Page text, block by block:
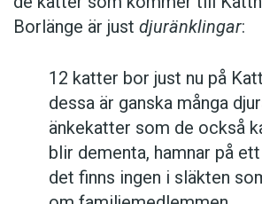
Borlänge är just djuränklingar:
12 katter bor just nu på
dessa är ganska många
änkekatter som de också
blir dementa, hamnar på
det finns ingen i släkten